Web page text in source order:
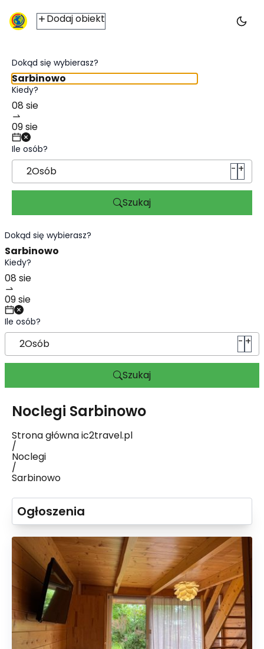
Dodaj obiekt
Dokąd się wybierasz?
Kiedy?
Ile osób?
- +
2Osób
Szukaj
Dokąd się wybierasz?
Kiedy?
Ile osób?
- +
2Osób
Szukaj
Noclegi Sarbinowo
Strona główna ic2travel.pl
/
Noclegi
/
Sarbinowo
Ogłoszenia